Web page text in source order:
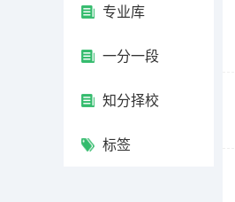
专业库
一分一段
知分择校
标签